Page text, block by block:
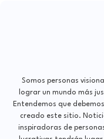
Somos personas
lograr un mundo más
Entendemos que
creado este sitio.
inspiradoras de